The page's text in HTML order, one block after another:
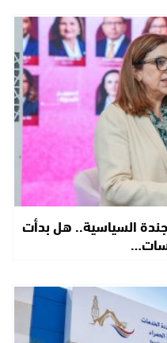
السياسية.. هل بدأت